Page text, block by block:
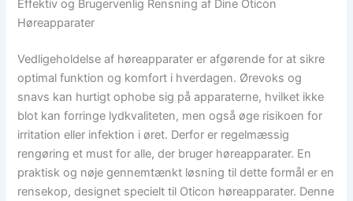
Effektiv og Brugervenlig Rensning af Dine Oticon
Høreapparater
Vedligeholdelse af høreapparater er afgørende for at sikre
optimal funktion og komfort i hverdagen. Ørevoks og
snavs kan hurtigt ophobe sig på apparaterne, hvilket ikke
blot kan forringe lydkvaliteten, men også øge risikoen for
irritation eller infektion i øret. Derfor er regelmæssig
rengøring et must for alle, der bruger høreapparater. En
praktisk og nøje gennemtænkt løsning til dette formål er en
rensekop, designet specielt til Oticon høreapparater. Denne